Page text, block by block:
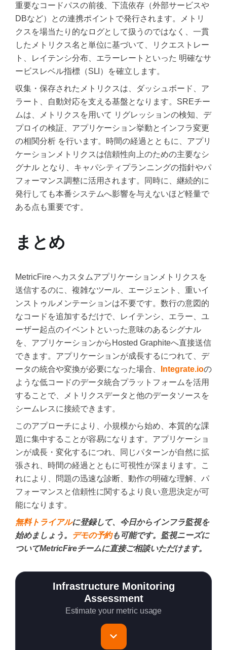
重要なコードパスの前後、下流依存（外部サービスや
DBなど）との連携ポイントで発行されます。メトリ
クスを場当たり的なログとして扱うのではなく、一貫
したメトリクス名と単位に基づいて、リクエストレー
ト、レイテンシ分布、エラーレートといった 明確なサ
ービスレベル指標（SLI）を確立します。
収集・保存されたメトリクスは、ダッシュボード、ア
ラート、自動対応を支える基盤となります。SREチー
ムは、メトリクスを用いて リグレッションの検知、デ
プロイの検証、アプリケーション挙動とインフラ変更
の相関分析 を行います。時間の経過とともに、アプリ
ケーションメトリクスは信頼性向上のための主要なシ
グナル となり、キャパシティプランニングの指針やパ
フォーマンス調整に活用されます。同時に、継続的に
発行しても本番システムへ影響を与えないほど軽量で
ある点も重要です。
まとめ
MetricFire へカスタムアプリケーションメトリクスを
送信するのに、複雑なツール、エージェント、重いイ
ンストゥルメンテーションは不要です。数行の意図的
なコードを追加するだけで、レイテンシ、エラー、ユ
ーザー起点のイベントといった意味のあるシグナル
を、アプリケーションからHosted Graphiteへ直接送信
できます。アプリケーションが成長するにつれて、デ
ータの統合や変換が必要になった場合、
Integrate.ioの
ような低コードのデータ統合プラットフォームを活用
することで、メトリクスデータと他のデータソースを
シームレスに接続できます。
このアプローチにより、小規模から始め、本質的な課
題に集中することが容易になります。アプリケーショ
ンが成長・変化するにつれ、同じパターンが自然に拡
張され、時間の経過とともに可視性が深まります。こ
れにより、問題の迅速な診断、動作の明確な理解、パ
フォーマンスと信頼性に関するより良い意思決定が可
能になります。
無料トライアルに登録して、今日からインフラ監視を
始めましょう。
デモの予約も可能です。監視ニーズに
ついてMetricFireチームに直接ご相談いただけます。
Infrastructure Monitoring
Assessment
Estimate your metric usage